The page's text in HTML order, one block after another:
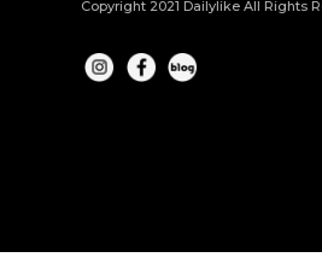
Copyright 2021 Dailylike All Rights